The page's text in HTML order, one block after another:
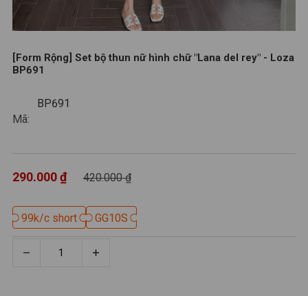
[Form Rộng] Set bộ thun nữ hình chữ "Lana del rey" - Loza
BP691
Mã:
420.000 ₫
290.000 ₫
BP691
99k/c short
99k/c short GG10S
GG10S